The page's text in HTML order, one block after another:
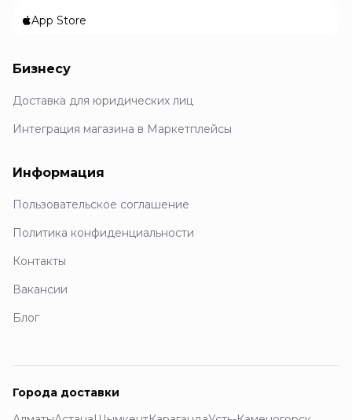
App Store
Бизнесу
Доставка для юридических лиц
Интеграция магазина в Маркетплейсы
Информация
Пользовательское соглашение
Политика конфиденциальности
Контакты
Вакансии
Блог
Города доставки